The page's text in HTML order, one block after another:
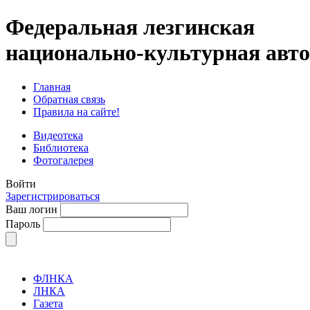
Федеральная лезгинская
национально-культурная
Главная
Обратная связь
Правила на сайте!
Видеотека
Библиотека
Фотогалерея
Войти
Зарегистрироваться
Ваш логин
Пароль
ФЛНКА
ЛНКА
Газета